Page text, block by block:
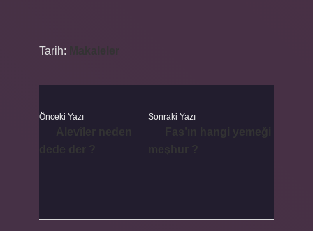
Tarih:
Önceki Yazı Sonraki Yazı